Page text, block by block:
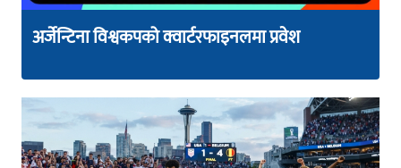
अर्जेन्टिना विश्वकपको क्वार्टरफाइनलमा प्रवेश